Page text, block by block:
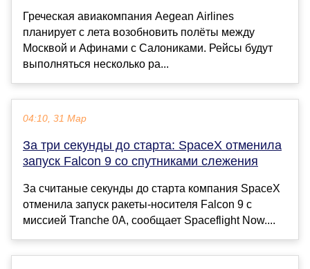
Греческая авиакомпания Aegean Airlines
планирует с лета возобновить полёты между
Москвой и Афинами с Салониками. Рейсы будут
выполняться несколько ра...
04:10, 31 Мар
За три секунды до старта: SpaceX отменила
запуск Falcon 9 со спутниками слежения
За считаные секунды до старта компания SpaceX
отменила запуск ракеты-носителя Falcon 9 с
миссией Tranche 0A, сообщает Spaceflight Now....